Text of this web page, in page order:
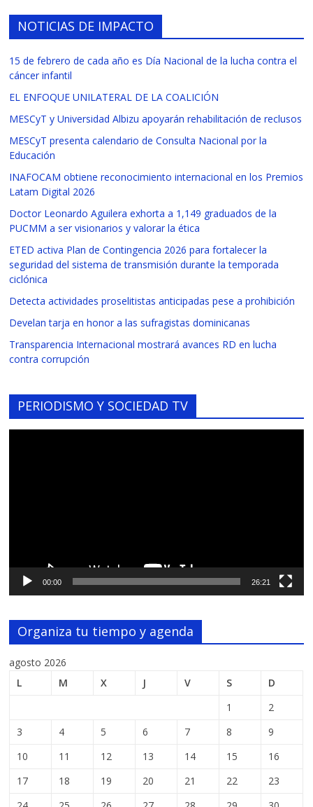
NOTICIAS DE IMPACTO
15 de febrero de cada año es Día Nacional de la lucha contra el
cáncer infantil
EL ENFOQUE UNILATERAL DE LA COALICIÓN
MESCyT y Universidad Albizu apoyarán rehabilitación de reclusos
MESCyT presenta calendario de Consulta Nacional por la
Educación
INAFOCAM obtiene reconocimiento internacional en los Premios
Latam Digital 2026
Doctor Leonardo Aguilera exhorta a 1,149 graduados de la
PUCMM a ser visionarios y valorar la ética
ETED activa Plan de Contingencia 2026 para fortalecer la
seguridad del sistema de transmisión durante la temporada
ciclónica
Detecta actividades proselitistas anticipadas pese a prohibición
Develan tarja en honor a las sufragistas dominicanas
Transparencia Internacional mostrará avances RD en lucha
contra corrupción
PERIODISMO Y SOCIEDAD TV
00:00 26:21
Organiza tu tiempo y agenda
agosto 2026
L
M X J V S
D
1
2
3
4 5 6 7 8
9
10
11 12 13 14 15
16
17
18 19 20 21 22
23